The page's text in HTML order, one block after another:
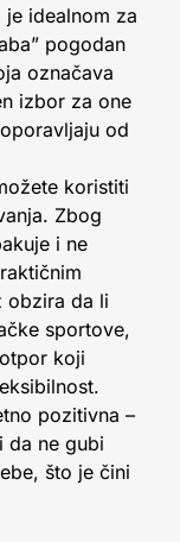
je idealnom za
pogodan
označava
izbor za one
od
koristiti
Zbog
i ne
obzira da li
sportove,
koji
pozitivna –
da ne gubi
što je čini